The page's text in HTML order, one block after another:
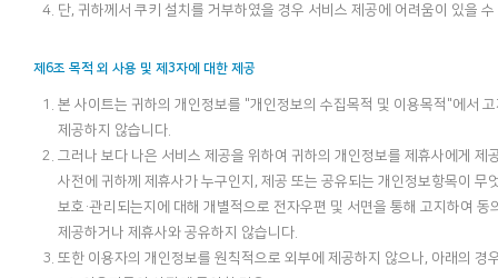
단, 귀하께서 쿠키 설치를 거부하였을 경우 서비스 제공에 어려움이 있을
제6조 목적 외 사용 및 제3자에 대한 제공
본 사이트는 귀하의 개인정보를 "개인정보의 수집목적 및 이용목적"에서
제공하지 않습니다.
그러나 보다 나은 서비스 제공을 위하여 귀하의 개인정보를 제휴사에게
사전에 귀하께 제휴사가 누구인지, 제공 또는 공유되는 개인정보항목이
보호·관리되는지에 대해 개별적으로 전자우편 및 서면을 통해 고지하여
제공하거나 제휴사와 공유하지 않습니다.
또한 이용자의 개인정보를 원칙적으로 외부에 제공하지 않으나, 아래의 경